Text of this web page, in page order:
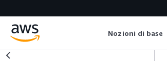
Nozioni di base